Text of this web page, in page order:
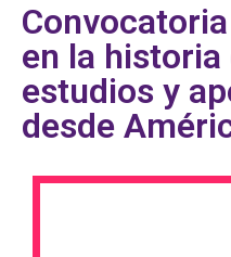
en la
estudios y
desde